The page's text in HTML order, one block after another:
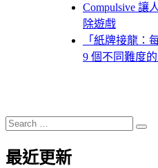
Compulsive 讓
除遊戲
「紙牌接龍：
9 個不同難度
Search
for:
最近更新